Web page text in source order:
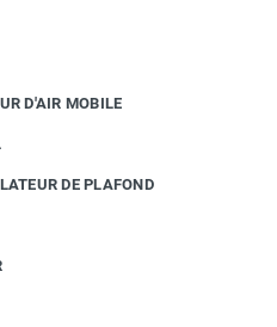
D'AIR MOBILE
DE PLAFOND